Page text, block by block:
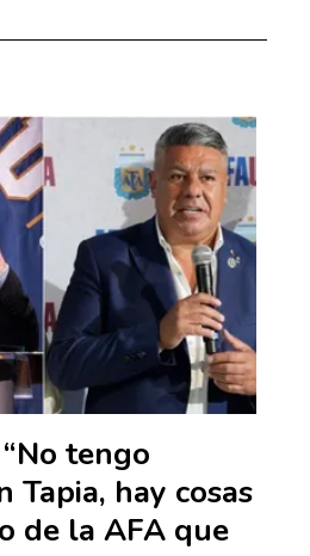
tengo
Tapia, hay cosas
de la AFA que